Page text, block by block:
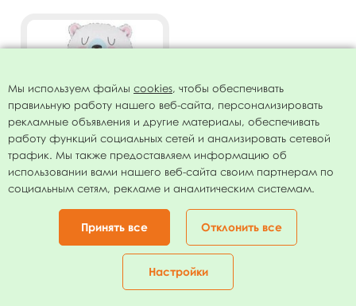
Корзина
Фигура Медведь белый
37''/94см
101.00руб.
Мы используем файлы cookies, чтобы обеспечивать
правильную работу нашего веб-сайта, персонализировать
рекламные объявления и другие материалы, обеспечивать
работу функций социальных сетей и анализировать сетевой
трафик. Мы также предоставляем информацию об
использовании вами нашего веб-сайта своим партнерам по
социальным сетям, рекламе и аналитическим системам.
Принять все Отклонить все
Настройки